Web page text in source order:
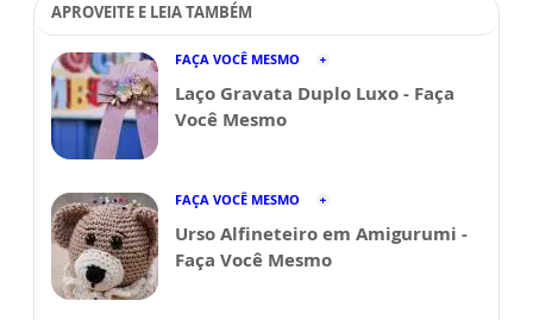
APROVEITE E LEIA TAMBÉM
FAÇA VOCÊ MESMO
Laço Gravata Duplo Luxo - Faça
Você Mesmo
FAÇA VOCÊ MESMO
Urso Alfineteiro em Amigurumi -
Faça Você Mesmo